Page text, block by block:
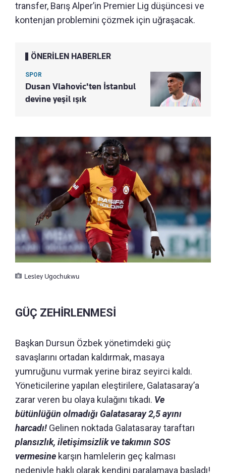
transfer, Barış Alper’in Premier Lig düşüncesi ve
kontenjan problemini çözmek için uğraşacak.
ÖNERİLEN HABERLER
SPOR
Dusan Vlahovic'ten İstanbul
devine yeşil ışık
Lesley Ugochukwu
GÜÇ ZEHİRLENMESİ
Başkan Dursun Özbek yönetimdeki güç
savaşlarını ortadan kaldırmak, masaya
yumruğunu vurmak yerine biraz seyirci kaldı.
Yöneticilerine yapılan eleştirilere, Galatasaray’a
zarar veren bu olaya kulağını tıkadı. Ve
bütünlüğün olmadığı Galatasaray 2,5 ayını
harcadı! Gelinen noktada Galatasaray taraftarı
plansızlık, iletişimsizlik ve takımın SOS
vermesine karşın hamlelerin geç kalması
nedeniyle haklı olarak kendini paralamaya başladı!